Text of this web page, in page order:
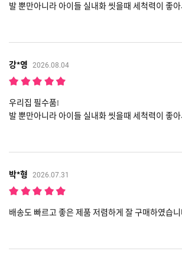
발 뿐만아니라 아이들 실내화 씻을때 세척력이 좋
강*영 2026.08.04
우리집 필수품!
발 뿐만아니라 아이들 실내화 씻을때 세척력이 좋
박*형 2026.07.31
배송도 빠르고 좋은 제품 저렴하게 잘 구매하였습니